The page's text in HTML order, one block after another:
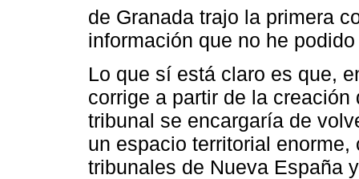
de Granada trajo la primera
información que no he
Lo que sí está claro es que,
corrige a partir de la
tribunal se encargaría de
un espacio territorial
tribunales de Nueva España